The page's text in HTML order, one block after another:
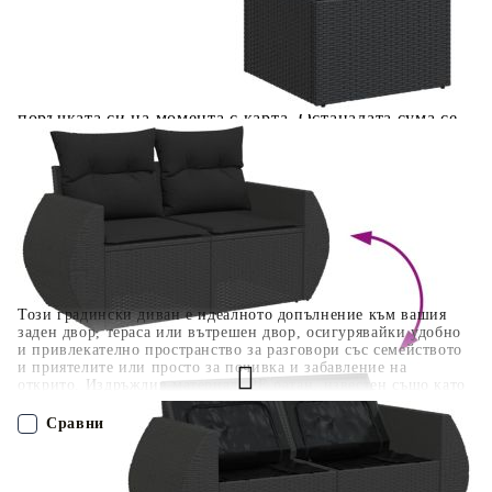
Този градински диван е идеалното допълнение към вашия
заден двор, тераса или вътрешен двор, осигурявайки удобно
и привлекателно пространство за разговори със семейството
и приятелите или просто за почивка и забавление на
открито. Издръжлив материал: PE ратан, известен също като
полиратан, е здрав синтетичен материал с малко необходима
поддръжка, който прилича на естествен ратан. Той е лек,
лесен за почистване и често се използва за външни мебели
поради своята издръжливост и устойчивост на атмосферни
влияния.Функция за съхранение с водоустойчива чанта:
разполагате с три начина да я платите към тях:
Отложено до 30 дни от момента на изпращане на
поръчката без оскъпяване. За покупки на стойност до
Плащане на 4 вноски. Заплащате 20% от стойността на
поръчката си на момента с карта. Останалата сума се
разделя на 3 равни месечни вноски без оскъпяване. За
покупки на стойност до 1000 лв. / €511.31
Плащане на 6 вноски. Стойността на поръчката се
разпределя в 6 равни месечни вноски с оскъпяване. За
покупки на стойност до 2000 лв. / €1022.61
ПОРЪЧАЙ БЕЗ РЕГИСТРАЦИЯ
Сравни